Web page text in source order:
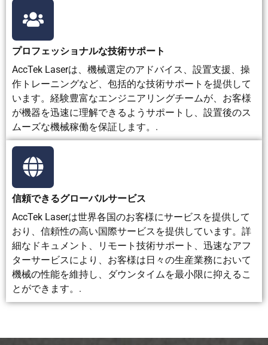
ケ
シ
ョ
ン
シ
リ
オ
化物除
去、コー
除去、お
よび自動
洗浄
な
限
事
項
購入コス
トの上昇
ー安全管
理の必要
性
よび清掃
作業
よって制
限され
る。
す。
プロフェッショナルな技術サポート
AccTek Laserは、機械選定のアドバイス、設置支援、操
作トレーニングなど、包括的な技術サポートを提供して
います。経験豊富なエンジニアリングチームが、お客様
が機器を迅速に理解できるようサポートし、設置後のス
ムーズな機械稼働を保証します。.
信頼できるグローバルサービス
AccTek Laserは世界各国のお客様にサービスを提供して
おり、信頼性の高い国際サービスを提供しています。詳
細なドキュメント、リモート技術サポート、迅速なアフ
ターサービスにより、お客様は日々の生産業務において
機械の性能を維持し、ダウンタイムを最小限に抑えるこ
とができます。.